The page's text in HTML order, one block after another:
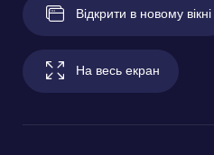
Відкрити в новому вікні
На весь екран